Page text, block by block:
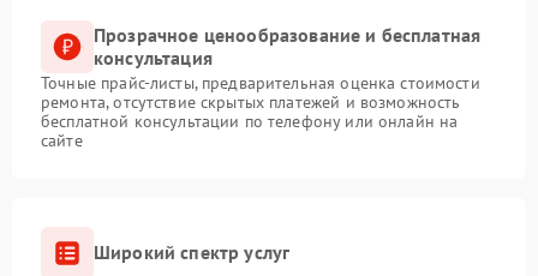
Прозрачное ценообразование и бесплатная
консультация
Точные прайс-листы, предварительная оценка стоимости
ремонта, отсутствие скрытых платежей и возможность
бесплатной консультации по телефону или онлайн на
сайте
Широкий спектр услуг